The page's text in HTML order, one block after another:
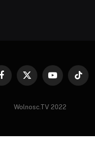
Facebook
X
YouTubeTikTok
Wolnosc.TV 2022